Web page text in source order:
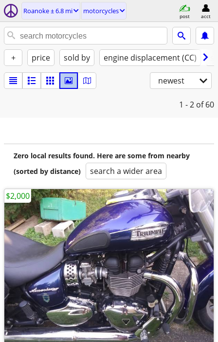
Roanoke ± 6.8 mi motorcycles
post acct
+ price sold by engine displacement (CC)
newest
1 - 2 of 60
Zero local results found. Here are some from nearby
(sorted by distance)
search a wider area
$2,000